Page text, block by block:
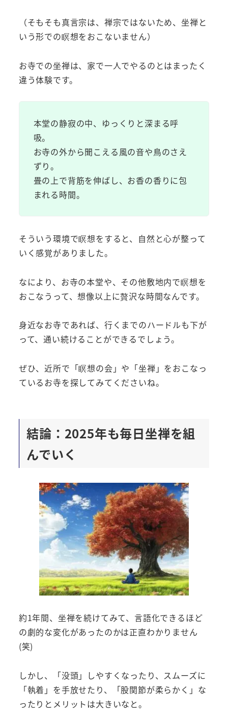
（そもそも真言宗は、禅宗ではないため、坐禅と
いう形での瞑想をおこないません）
お寺での坐禅は、家で一人でやるのとはまったく
違う体験です。
本堂の静寂の中、ゆっくりと深まる呼
吸。
お寺の外から聞こえる風の音や鳥のさえ
ずり。
畳の上で背筋を伸ばし、お香の香りに包
まれる時間。
そういう環境で瞑想をすると、自然と心が整って
いく感覚がありました。
なにより、お寺の本堂や、その他敷地内で瞑想を
おこなうって、想像以上に贅沢な時間なんです。
身近なお寺であれば、行くまでのハードルも下が
って、通い続けることができるでしょう。
ぜひ、近所で「瞑想の会」や「坐禅」をおこなっ
ているお寺を探してみてくださいね。
結論：2025年も毎日坐禅を組
んでいく
約1年間、坐禅を続けてみて、言語化できるほど
の劇的な変化があったのかは正直わかりません
(笑)
しかし、「没頭」しやすくなったり、スムーズに
「執着」を手放せたり、「股関節が柔らかく」な
ったりとメリットは大きいなと。